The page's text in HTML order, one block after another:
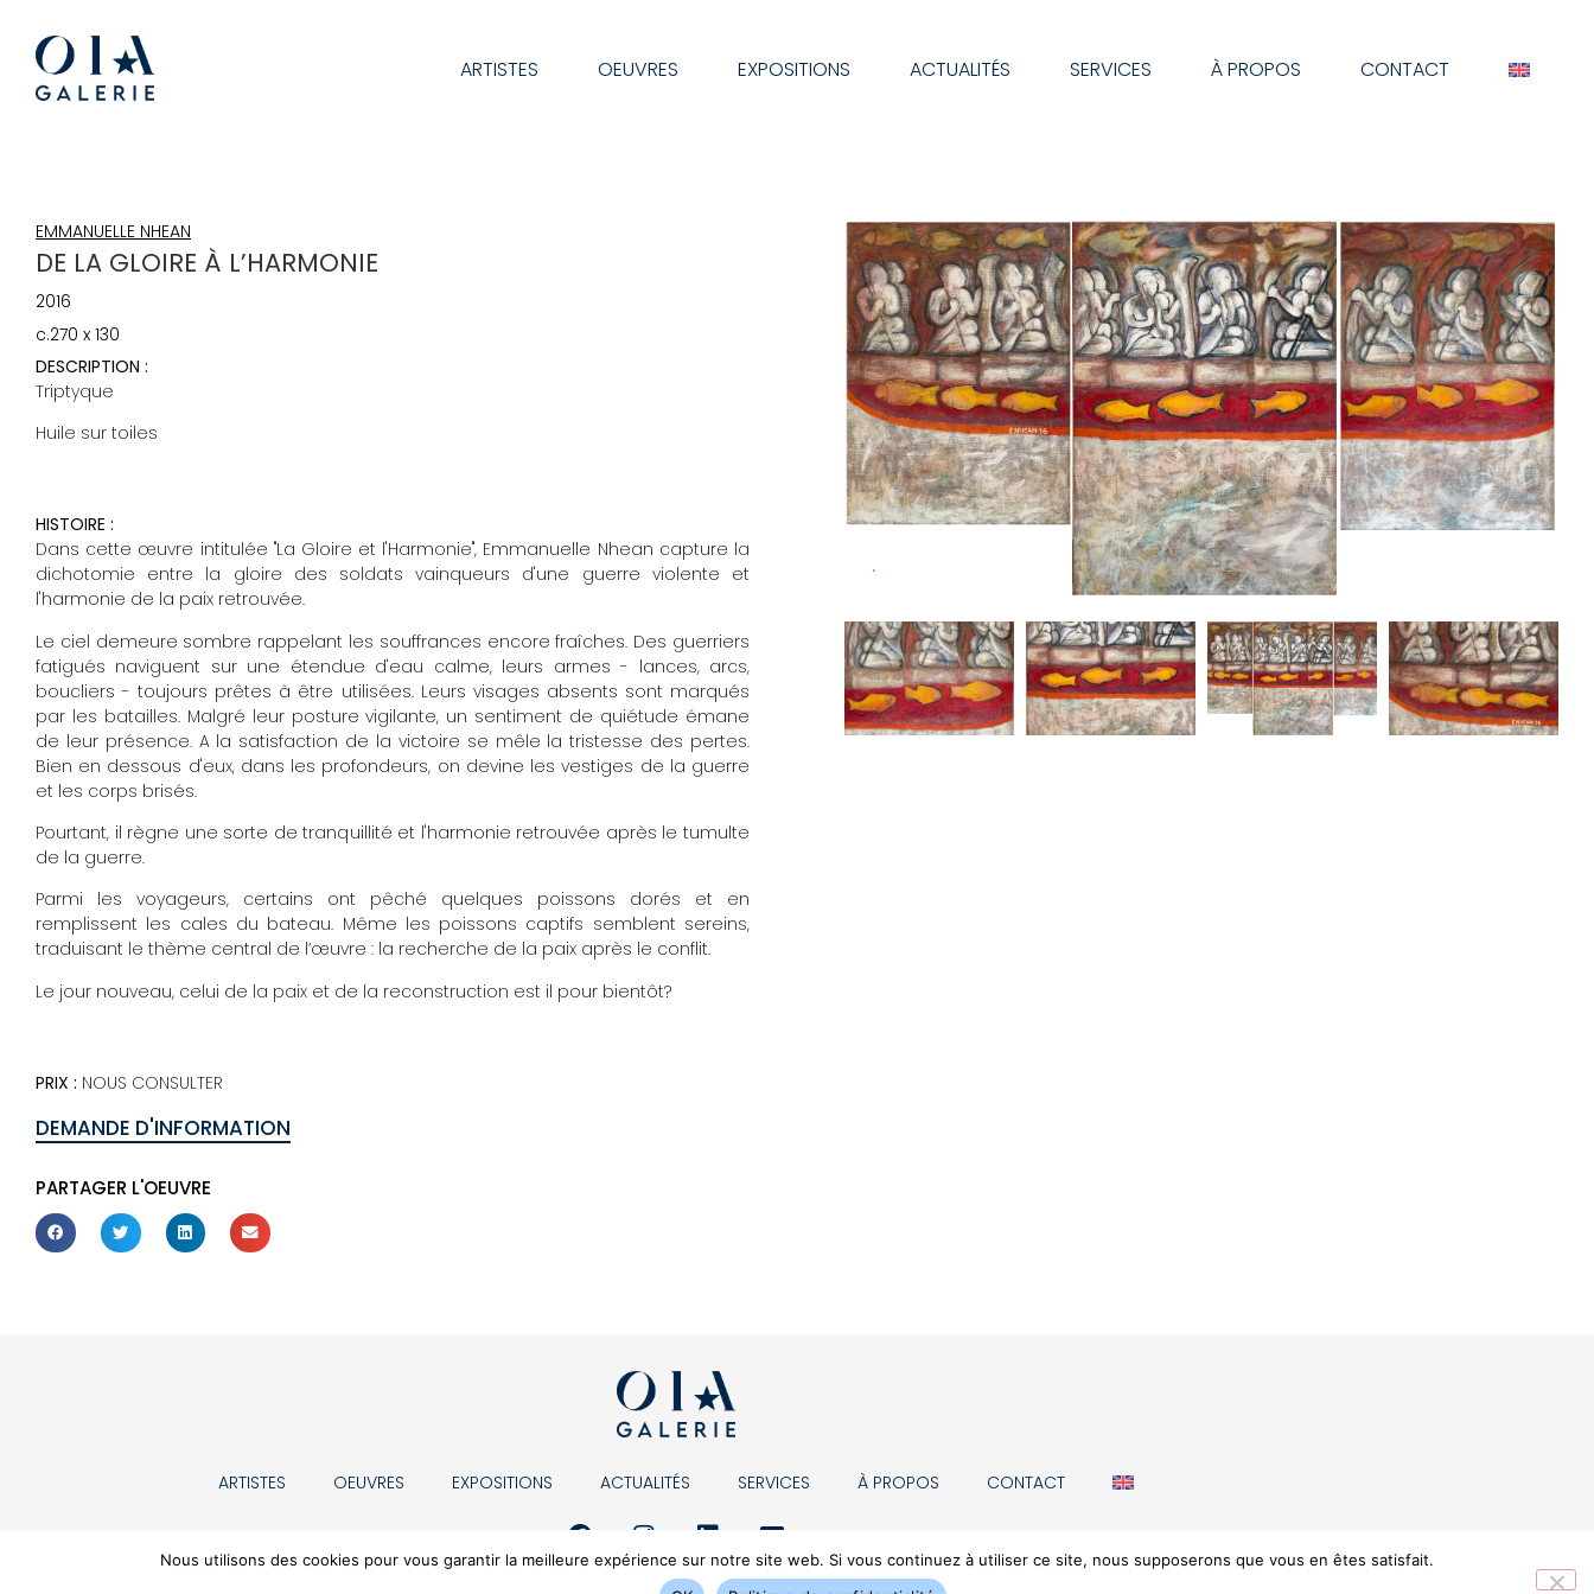
ARTISTES OEUVRES EXPOSITIONS ACTUALITÉS SERVICES À PROPOS CONTACT
EMMANUELLE NHEAN
DE LA GLOIRE À L’HARMONIE
2016
c.270 x 130
DESCRIPTION :
Triptyque
Huile sur toiles
HISTOIRE :
Dans cette œuvre intitulée "La Gloire et l'Harmonie", Emmanuelle Nhean capture la
dichotomie entre la gloire des soldats vainqueurs d'une guerre violente et
l'harmonie de la paix retrouvée.
Le ciel demeure sombre rappelant les souffrances encore fraîches. Des guerriers
fatigués naviguent sur une étendue d'eau calme, leurs armes - lances, arcs,
boucliers - toujours prêtes à être utilisées. Leurs visages absents sont marqués
par les batailles. Malgré leur posture vigilante, un sentiment de quiétude émane
de leur présence. A la satisfaction de la victoire se mêle la tristesse des pertes.
Bien en dessous d'eux, dans les profondeurs, on devine les vestiges de la guerre
et les corps brisés.
Pourtant, il règne une sorte de tranquillité et l'harmonie retrouvée après le tumulte
de la guerre.
Parmi les voyageurs, certains ont pêché quelques poissons dorés et en
remplissent les cales du bateau. Même les poissons captifs semblent sereins,
traduisant le thème central de l’œuvre : la recherche de la paix après le conflit.
Le jour nouveau, celui de la paix et de la reconstruction est il pour bientôt?
PRIX : NOUS CONSULTER
DEMANDE D'INFORMATION
PARTAGER L'OEUVRE
ARTISTES OEUVRES EXPOSITIONS ACTUALITÉS SERVICES À PROPOS CONTACT
Nous utilisons des cookies pour vous garantir la meilleure expérience sur notre site web. Si vous continuez à utiliser ce site, nous supposerons que vous en êtes satisfait.